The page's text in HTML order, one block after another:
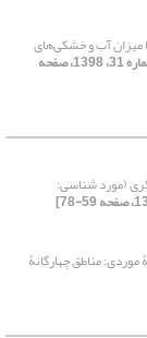
میزان آب و خشکی‌‌های
[دوره 9، شماره 31، 1398، صفحه
(مورد شناسی:
مناطق چهارگانۀ